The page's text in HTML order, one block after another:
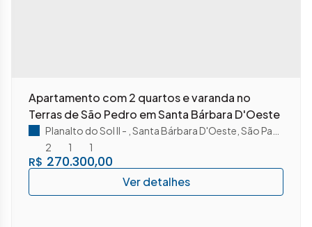
Apartamento com 2 quartos e varanda no
Terras de São Pedro em Santa Bárbara D'Oeste
R$ 270.300,00
Planalto do Sol II Santa Bárbara D'Oeste São Paulo
2
1 1